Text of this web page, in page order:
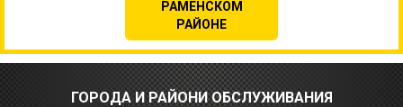
РАМЕНСКОМ
РАЙОНЕ
ГОРОДА И РАЙОНИ ОБСЛУЖИВАНИЯ